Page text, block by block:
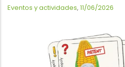
Eventos y actividades, 11/06/2026